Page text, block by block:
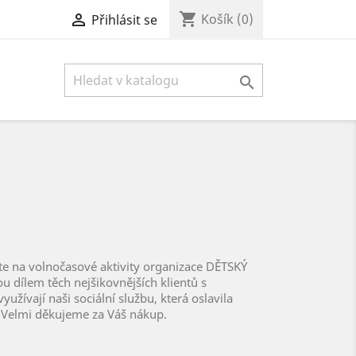
 Přihlásit se shopping_cart Košík (0)

volnočasové aktivity organizace DĚTSKÝ
dílem těch nejšikovnějších klientů s
naši sociální službu, která oslavila
děkujeme za Váš nákup.